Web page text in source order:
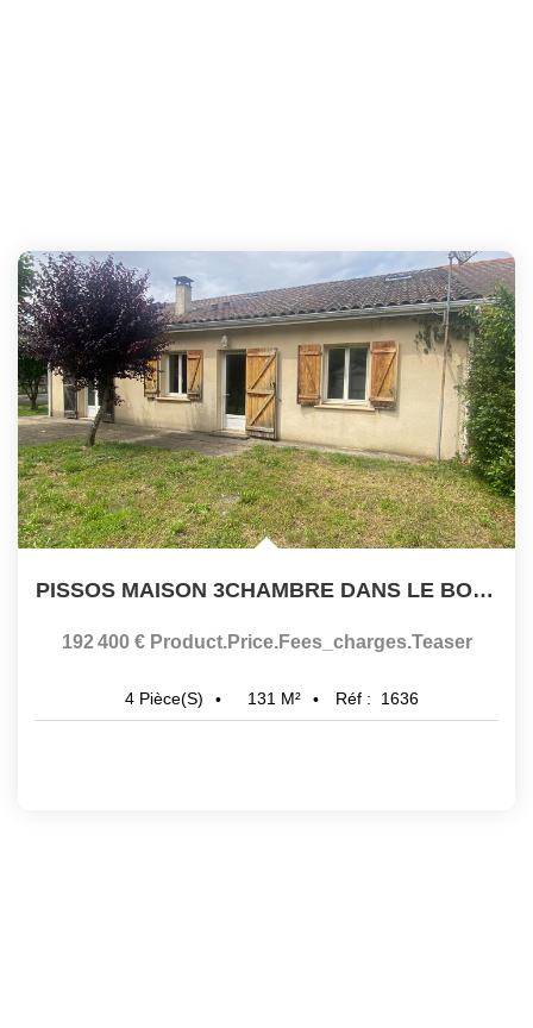
PISSOS MAISON 3CHAMBRE DANS LE BOURG
192 400 € Product.price.fees_charges.teaser
4 Pièce(s) 131 M² Réf : 1636